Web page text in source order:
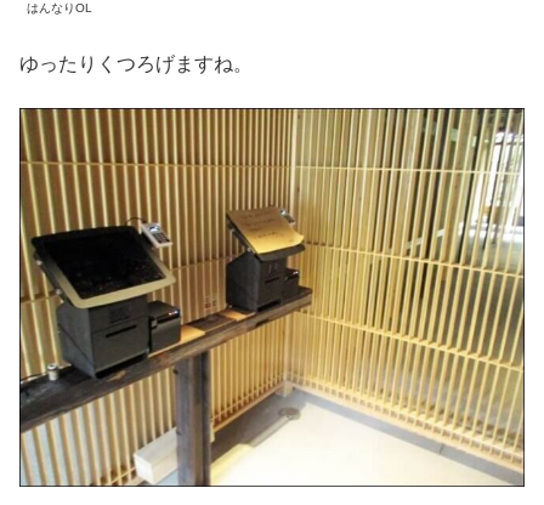
はんなりOL
ゆったりくつろげますね。